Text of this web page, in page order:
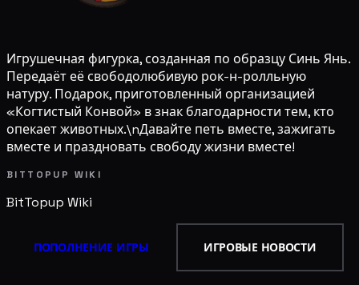
Игрушечная фигурка, созданная по образцу Синь Янь.
Передаёт её свободолюбивую рок-н-ролльную
натуру. Подарок, приготовленный организацией
«Когтистый Конвой» в знак благодарности тем, кто
опекает животных.\nДавайте петь вместе, зажигать
вместе и праздновать свободу жизни вместе!
BITTOPUP WIKI
BitTopup Wiki
ПОПОЛНЕНИЕ ИГРЫ ИГРОВЫЕ НОВОСТИ